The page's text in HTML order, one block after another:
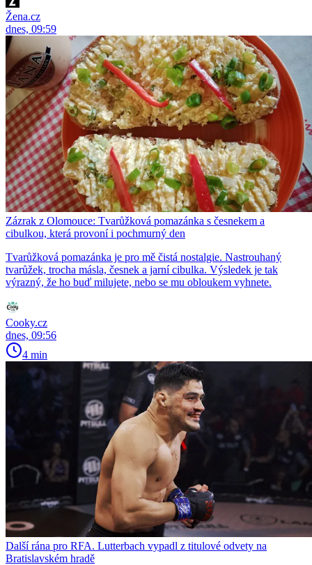
Žena.cz
dnes, 09:59
Zázrak z Olomouce: Tvarůžková pomazánka s česnekem a
cibulkou, která provoní i pochmurný den
Tvarůžková pomazánka je pro mě čistá nostalgie. Nastrouhaný
tvarůžek, trocha másla, česnek a jarní cibulka. Výsledek je tak
výrazný, že ho buď milujete, nebo se mu obloukem vyhnete.
Cooky.cz
dnes, 09:56
4 min
Další rána pro RFA. Lutterbach vypadl z titulové odvety na
Bratislavském hradě